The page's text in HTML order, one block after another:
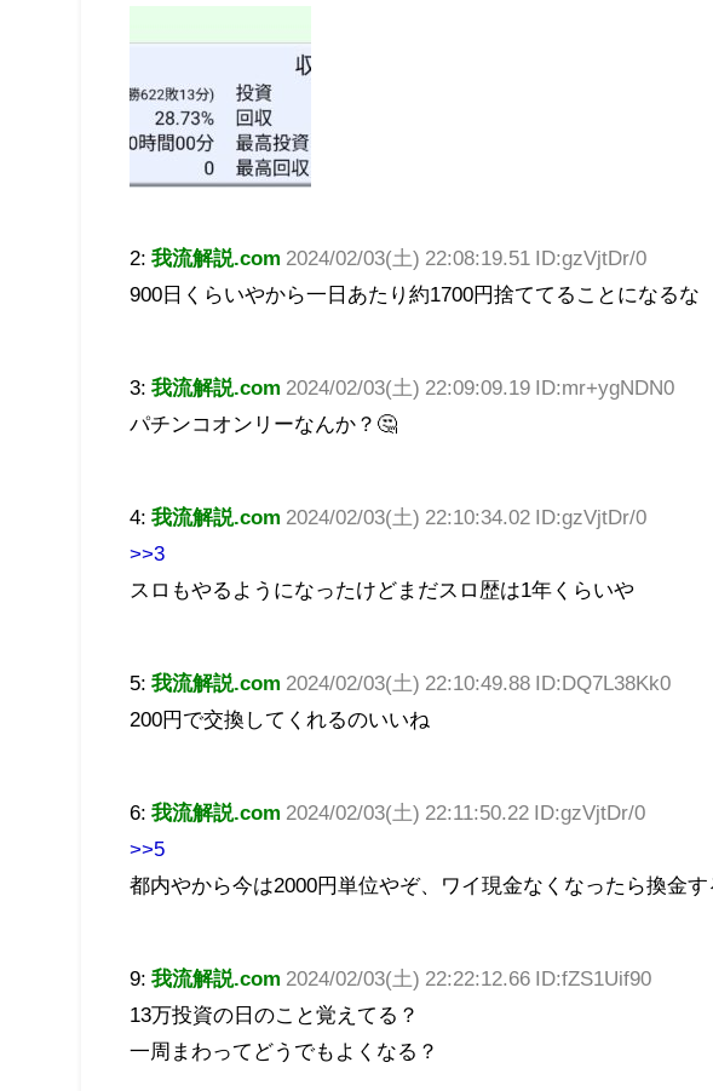
2:我流解説.com 2024/02/03(土) 22:08:19.51 ID:gzVjtDr/0
900日くらいやから一日あたり約1700円捨ててることになるな
3:我流解説.com 2024/02/03(土) 22:09:09.19 ID:mr+ygNDN0
パチンコオンリーなんか？🤔
4:我流解説.com 2024/02/03(土) 22:10:34.02 ID:gzVjtDr/0
>>3
スロもやるようになったけどまだスロ歴は1年くらいや
5:我流解説.com 2024/02/03(土) 22:10:49.88 ID:DQ7L38Kk0
200円で交換してくれるのいいね
6:我流解説.com 2024/02/03(土) 22:11:50.22 ID:gzVjtDr/0
>>5
都内やから今は2000円単位やぞ、ワイ現金なくなったら換金
9:我流解説.com 2024/02/03(土) 22:22:12.66 ID:fZS1Uif90
13万投資の日のこと覚えてる？
一周まわってどうでもよくなる？